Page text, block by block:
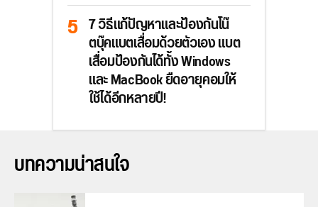
7 วิธีแก้ปัญหาและป้องกันโน๊
ตบุ๊คแบตเสื่อมด้วยตัวเอง แบต
เสื่อมป้องกันได้ทั้ง Windows
และ MacBook ยืดอายุคอมให้
ใช้ได้อีกหลายปี!
บทความน่าสนใจ